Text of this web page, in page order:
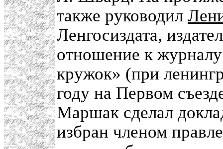
также руководил
Ленгосиздата,
отношение к
кружок» (при
году на Первом
Маршак сделал
избран членом